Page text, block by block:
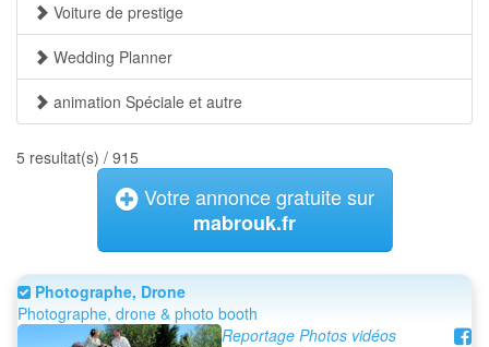
Voiture de prestige
Wedding Planner
animation Spéciale et autre
5 resultat(s) / 915
Votre annonce gratuite sur
mabrouk.fr
Photographe, Drone
Photographe, drone & photo booth
Reportage Photos vidéos